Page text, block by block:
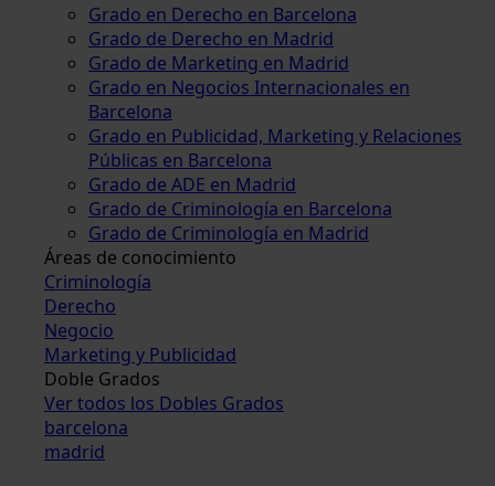
Grado en Derecho en Barcelona
Grado de Derecho en Madrid
Grado de Marketing en Madrid
Grado en Negocios Internacionales en
Barcelona
Grado en Publicidad, Marketing y Relaciones
Públicas en Barcelona
Grado de ADE en Madrid
Grado de Criminología en Barcelona
Grado de Criminología en Madrid
Áreas de conocimiento
Criminología
Derecho
Negocio
Marketing y Publicidad
Doble Grados
Ver todos los Dobles Grados
barcelona
madrid